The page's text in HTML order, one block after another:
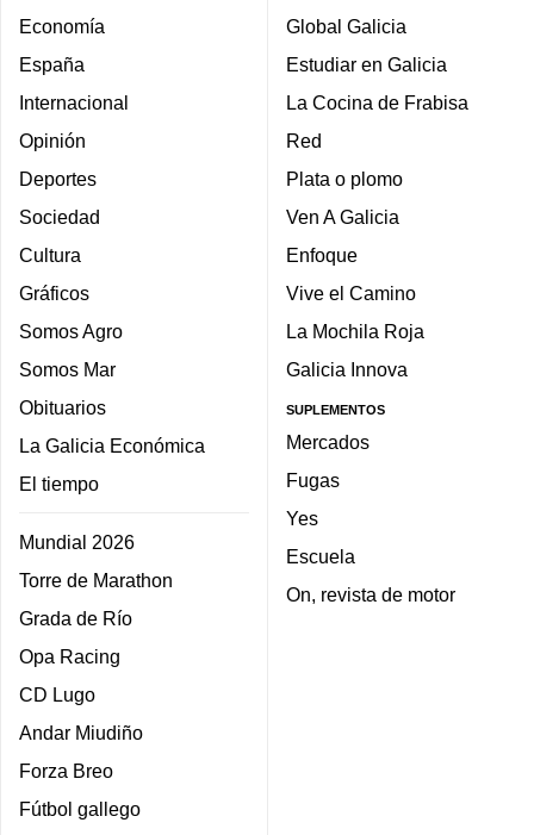
Economía
España
Internacional
Opinión
Deportes
Sociedad
Cultura
Gráficos
Somos Agro
Somos Mar
Obituarios
La Galicia Económica
El tiempo
Mundial 2026
Torre de Marathon
Grada de Río
Opa Racing
CD Lugo
Andar Miudiño
Forza Breo
Fútbol gallego
Global Galicia
Estudiar en Galicia
La Cocina de Frabisa
Red
Plata o plomo
Ven A Galicia
Enfoque
Vive el Camino
La Mochila Roja
Galicia Innova
SUPLEMENTOS
Mercados
Fugas
Yes
Escuela
On, revista de motor